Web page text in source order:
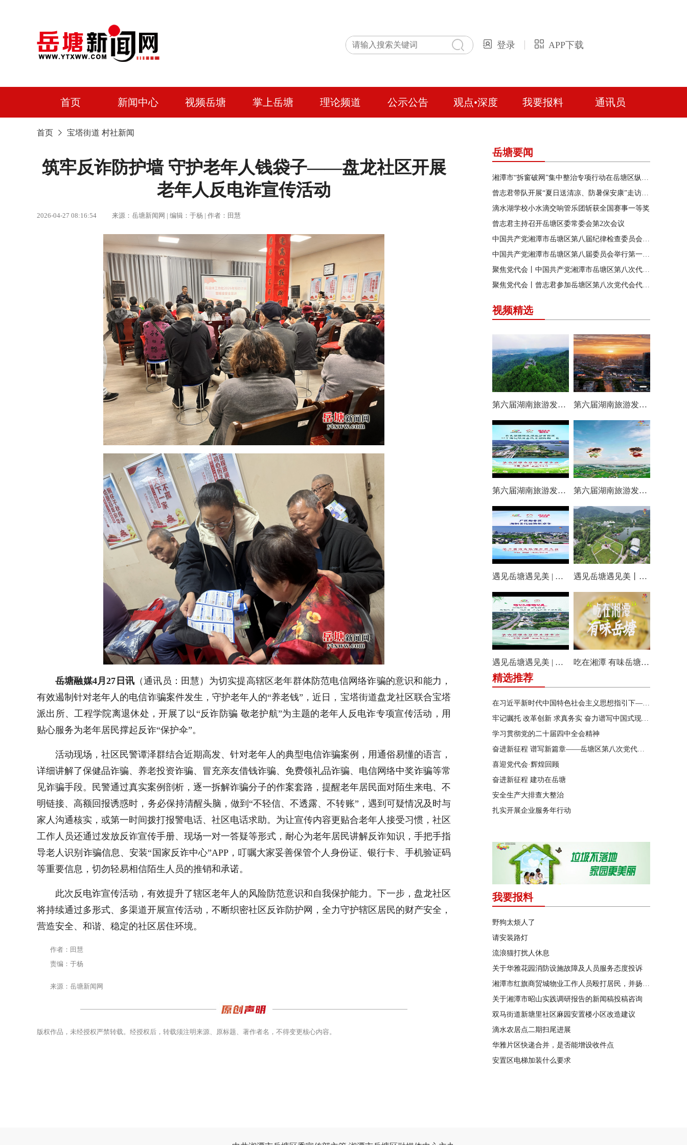
登录 APP下载
首页 新闻中心 视频岳塘 掌上岳塘 理论频道 公示公告 观点•深度 我要报料 通讯员
首页 宝塔街道 村社新闻
筑牢反诈防护墙 守护老年人钱袋子——盘龙社区开展
老年人反电诈宣传活动
2026-04-27 08:16:54 来源：岳塘新闻网 | 编辑：于杨 | 作者：田慧
岳塘融媒4月27 日讯（通讯员：田慧）为切实提高辖区老年群体防范电信网络诈骗的意识和能力，
有效遏制针对老年人的电信诈骗案件发生，守护老年人的“养老钱”，近日，宝塔街道盘龙社区联合宝塔
派出所、工程学院离退休处，开展了以“反诈防骗 敬老护航”为主题的老年人反电诈专项宣传活动，用
贴心服务为老年居民撑起反诈“保护伞”。
活动现场，社区民警谭泽群结合近期高发、针对老年人的典型电信诈骗案例，用通俗易懂的语言，
详细讲解了保健品诈骗、养老投资诈骗、冒充亲友借钱诈骗、免费领礼品诈骗、电信网络中奖诈骗等常
见诈骗手段。民警通过真实案例剖析，逐一拆解诈骗分子的作案套路，提醒老年居民面对陌生来电、不
明链接、高额回报诱惑时，务必保持清醒头脑，做到“不轻信、不透露、不转账”，遇到可疑情况及时与
家人沟通核实，或第一时间拨打报警电话、社区电话求助。 为让宣传内容更贴合老年人接受习惯，社区
工作人员还通过发放反诈宣传手册、现场一对一答疑等形式，耐心为老年居民讲解反诈知识，手把手指
导老人识别诈骗信息、安装“国家反诈中心”APP，叮嘱大家妥善保管个人身份证、银行卡、手机验证码
等重要信息，切勿轻易相信陌生人员的推销和承诺。
此次反电诈宣传活动，有效提升了辖区老年人的风险防范意识和自我保护能力。下一步，盘龙社区
将持续通过多形式、多渠道开展宣传活动，不断织密社区反诈防护网，全力守护辖区居民的财产安全，
营造安全、和谐、稳定的社区居住环境。
作者：田慧
责编：于杨
来源：岳塘新闻网
版权作品，未经授权严禁转载。经授权后，转载须注明来源、原标题、著作者名，不得变更核心内容。
岳塘要闻
湘潭市“拆窗破网”集中整治专项行动在岳塘区纵深推进
曾志君带队开展“夏日送清凉、防暑保安康”走访慰问
滴水湖学校小水滴交响管乐团斩获全国赛事一等奖
曾志君主持召开岳塘区委常委会第2次会议
中国共产党湘潭市岳塘区第八届纪律检查委员会召开第一次全体会议
中国共产党湘潭市岳塘区第八届委员会举行第一次全体（扩大）会议
聚焦党代会丨中国共产党湘潭市岳塘区第八次代表大会胜利闭幕
聚焦党代会丨曾志君参加岳塘区第八次党代会代表团分团讨论
视频精选
第六届湖南旅游发展大会丨岳塘区：一村一景 一步一趣 第六届湖南旅游发展大会丨阿莲潭宝带你云游岳塘（二）
第六届湖南旅游发展大会丨仰天湖国际休闲旅游度假区17个游玩项目全线开放嗨翻一夏 第六届湖南旅游发展大会丨阿莲潭宝带你云游岳塘
遇见岳塘遇见美 | 厂区即景区，湘钢文化园焕新迎客！ 遇见岳塘遇见美丨盘龙大观园提质焕新迎八方客
遇见岳塘遇见美 | 归隐松涧·理想村落：两期筑景 一涧生香 点亮岳塘文旅新貌 吃在湘潭 有味岳塘丨云盘山下：匠心守本味 小院忆乡愁
精选推荐
在习近平新时代中国特色社会主义思想指引下——新时代 新作为 新篇章
牢记嘱托 改革创新 求真务实 奋力谱写中国式现代化湖南篇章
学习贯彻党的二十届四中全会精神
奋进新征程 谱写新篇章——岳塘区第八次党代会特别报道
喜迎党代会·辉煌回顾
奋进新征程 建功在岳塘
安全生产大排查大整治
扎实开展企业服务年行动
我要报料
野狗太烦人了
请安装路灯
流浪猫打扰人休息
关于华雅花园消防设施故障及人员服务态度投诉
湘潭市红旗商贸城物业工作人员殴打居民，并扬言恐吓“我打死你有冯友根负责”
关于湘潭市昭山实践调研报告的新闻稿投稿咨询
双马街道新塘里社区麻园安置楼小区改造建议
滴水农居点二期扫尾进展
华雅片区快递合并，是否能增设收件点
安置区电梯加装什么要求